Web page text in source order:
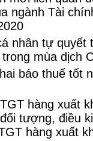
ngành Tài
nhân tự quyết
mùa dịch
báo thuế tốt
hàng xuất
tượng, điều
hàng xuất